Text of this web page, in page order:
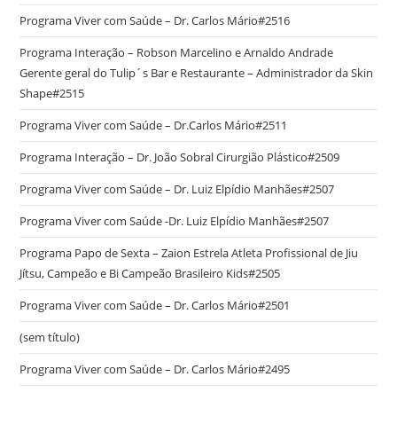
Programa Viver com Saúde – Dr. Carlos Mário#2516
Programa Interação – Robson Marcelino e Arnaldo Andrade
Gerente geral do Tulip´s Bar e Restaurante – Administrador da Skin
Shape#2515
Programa Viver com Saúde – Dr.Carlos Mário#2511
Programa Interação – Dr. João Sobral Cirurgião Plástico#2509
Programa Viver com Saúde – Dr. Luiz Elpídio Manhães#2507
Programa Viver com Saúde -Dr. Luiz Elpídio Manhães#2507
Programa Papo de Sexta – Zaion Estrela Atleta Profissional de Jiu
Jítsu, Campeão e Bi Campeão Brasileiro Kids#2505
Programa Viver com Saúde – Dr. Carlos Mário#2501
(sem título)
Programa Viver com Saúde – Dr. Carlos Mário#2495